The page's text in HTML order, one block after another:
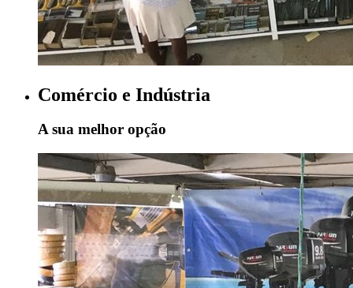
Comércio e Indústria
A sua melhor opção